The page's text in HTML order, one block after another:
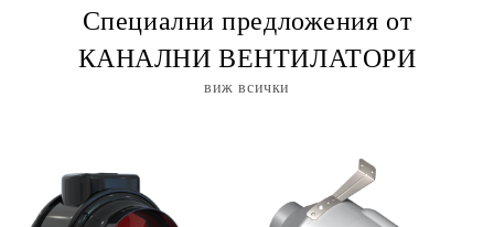
Специални предложения от
КАНАЛНИ ВЕНТИЛАТОРИ
виж всички